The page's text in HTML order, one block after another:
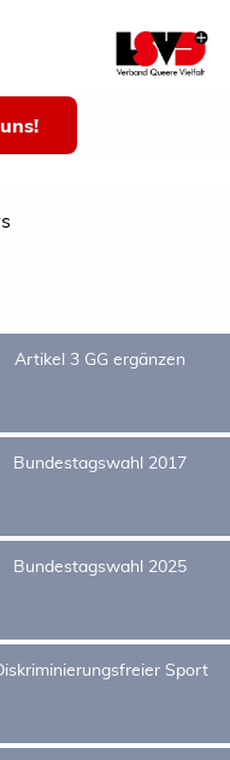
Artikel 3 GG ergänzen
Bundestagswahl 2017
Bundestagswahl 2025
Sport